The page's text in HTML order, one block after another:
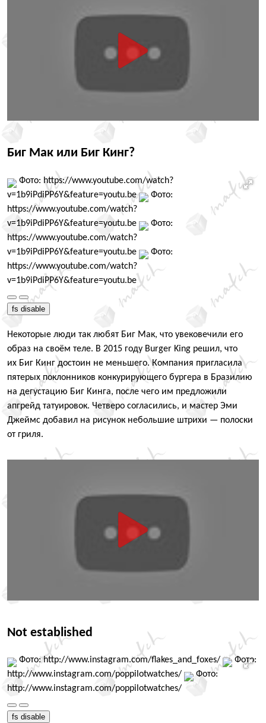
Биг Мак или Биг Кинг?
Фото: https://www.youtube.com/watch?
v=1b9iPdiPP6Y&feature=youtu.be
Фото:
https://www.youtube.com/watch?
v=1b9iPdiPP6Y&feature=youtu.be
Фото:
https://www.youtube.com/watch?
v=1b9iPdiPP6Y&feature=youtu.be
Фото:
https://www.youtube.com/watch?
v=1b9iPdiPP6Y&feature=youtu.be
fs disable
Некоторые люди так любят Биг Мак, что увековечили его
образ на своём теле. В 2015 году Burger King решил, что
их Биг Кинг достоин не меньшего. Компания пригласила
пятерых поклонников конкурирующего бургера в Бразилию
на дегустацию Биг Кинга, после чего им предложили
апгрейд татуировок. Четверо согласились, и мастер Эми
Джеймс добавил на рисунок небольшие штрихи — полоски
от гриля.
Not established
Фото: http://www.instagram.com/flakes_and_foxes/
Фото:
http://www.instagram.com/poppilotwatches/
Фото:
http://www.instagram.com/poppilotwatches/
fs disable